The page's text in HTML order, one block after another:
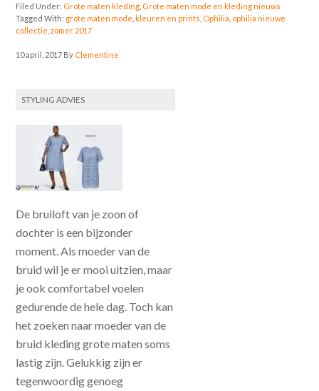
Filed Under: Grote maten kleding Grote maten mode en kleding nieuws
Tagged With: grote maten mode ,kleuren en prints Ophilia ophilia nieuwe
collectie ,zomer 2017
10 april, 2017 By Clementine
STYLING ADVIES
De bruiloft van je zoon of
dochter is een bijzonder
moment. Als moeder van de
bruid wil je er mooi uitzien, maar
je ook comfortabel voelen
gedurende de hele dag. Toch kan
het zoeken naar moeder van de
bruid kleding grote maten soms
lastig zijn. Gelukkig zijn er
tegenwoordig genoeg